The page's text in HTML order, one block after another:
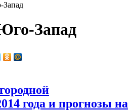
Запад
года и прогнозы на